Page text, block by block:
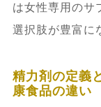
は女性専用のサ
選択肢が豊富に
精力剤の定義
康食品の違い